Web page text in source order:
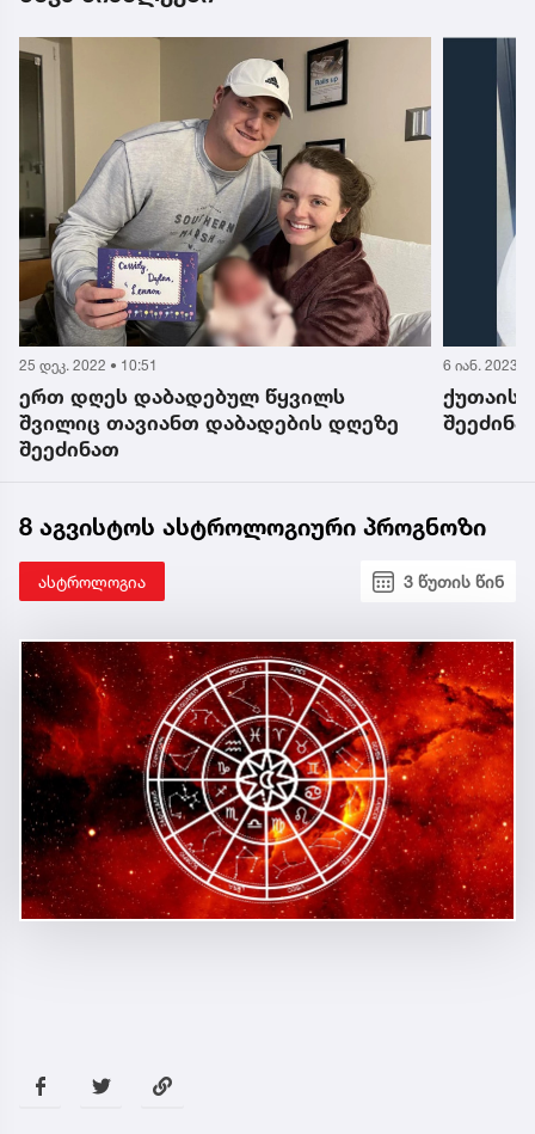
6 იან. 2023 • 13:40
ქუთაისში, 34 წლის ქალს მე-11 შვილი
შეეძინა
21 დეკ.
10-
8 აგვისტოს ასტროლოგიური პროგნოზი
ასტროლოგია 3 წუთის წინ